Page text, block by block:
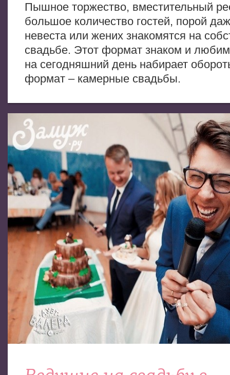
Пышное торжество, вместительный
большое количество гостей, порой
невеста или жених знакомятся на
свадьбе. Этот формат знаком и
на сегодняшний день набирает
формат – камерные свадьбы.